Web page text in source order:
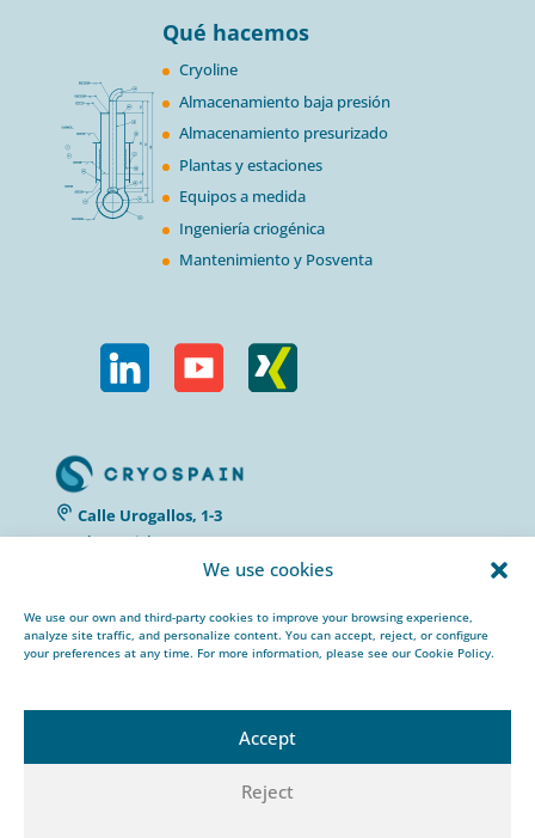
We use cookies
We use our own and third-party cookies to improve your browsing experience,
analyze site traffic, and personalize content. You can accept, reject, or configure
your preferences at any time. For more information, please see our Cookie Policy.
Accept
Reject
Qué hacemos
Cryoline
Almacenamiento baja presión
Almacenamiento presurizado
Plantas y estaciones
Equipos a medida
Ingeniería criogénica
Mantenimiento y Posventa
Calle Urogallos, 1-3
P.I. El Cascajal 28320
+34 912 959 367
cryospain@cryospain.com
© 2022 CRYOSPAIN |Aviso Legal |